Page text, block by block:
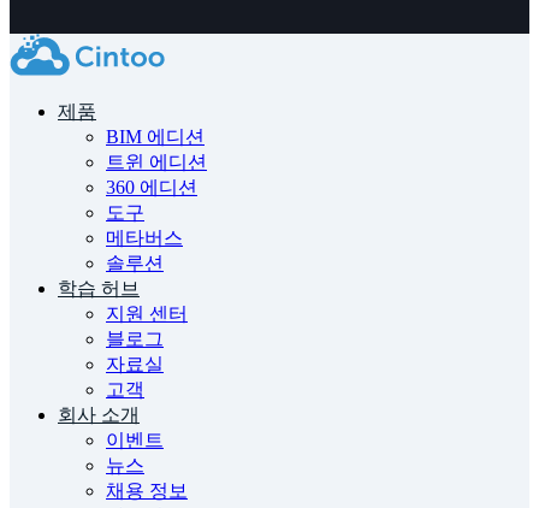
제품
BIM 에디션
트윈 에디션
360 에디션
도구
메타버스
솔루션
학습 허브
지원 센터
블로그
자료실
고객
회사 소개
이벤트
뉴스
채용 정보